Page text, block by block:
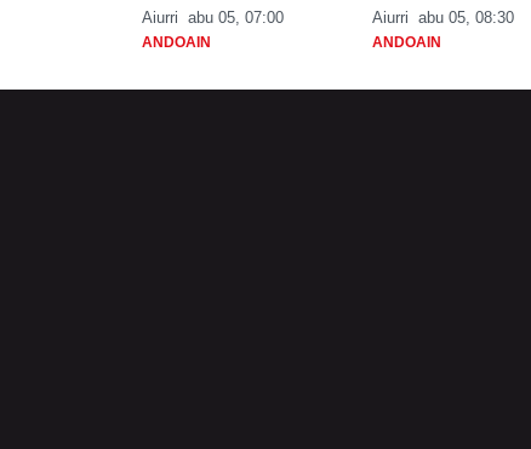
Aiurri abu 05, 07:00
ANDOAIN
Aiurri abu 05, 08:30
ANDOAIN